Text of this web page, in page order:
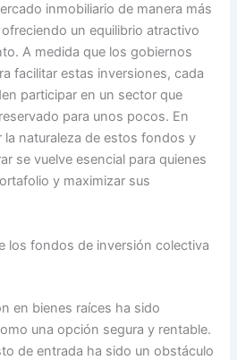
inmobiliario de manera más
un equilibrio atractivo
A medida que los gobiernos
facilitar estas inversiones, cada
participar en un sector que
para unos pocos. En
naturaleza de estos fondos y
se vuelve esencial para quienes
y maximizar sus
los fondos de inversión colectiva
en bienes raíces ha sido
una opción segura y rentable.
de entrada ha sido un obstáculo